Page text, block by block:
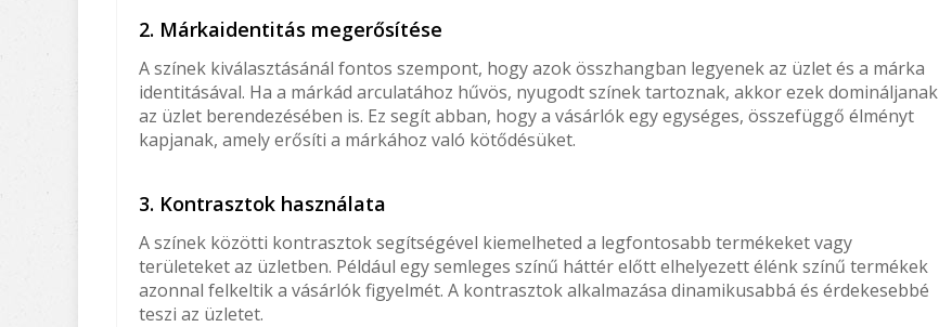
2. Márkaidentitás megerősítése
A színek kiválasztásánál fontos szempont, hogy azok összhangban legyenek az üzlet és a márka
identitásával. Ha a márkád arculatához hűvös, nyugodt színek tartoznak, akkor ezek domináljanak
az üzlet berendezésében is. Ez segít abban, hogy a vásárlók egy egységes, összefüggő élményt
kapjanak, amely erősíti a márkához való kötődésüket.
3. Kontrasztok használata
A színek közötti kontrasztok segítségével kiemelheted a legfontosabb termékeket vagy
területeket az üzletben. Például egy semleges színű háttér előtt elhelyezett élénk színű termékek
azonnal felkeltik a vásárlók figyelmét. A kontrasztok alkalmazása dinamikusabbá és érdekesebbé
teszi az üzletet.